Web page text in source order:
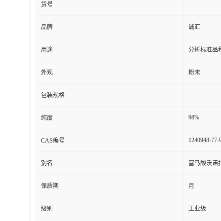
货号
品牌 诚汇
用途 分析标准品
外观 粉末
包装规格
纯度 98%
CAS编号 1240948-77-
别名 富马酸沃诺
保质期 月
级别 工业级